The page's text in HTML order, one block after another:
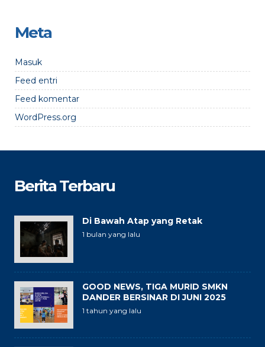
Meta
Masuk
Feed entri
Feed komentar
WordPress.org
Berita Terbaru
Di Bawah Atap yang Retak
1 bulan yang lalu
GOOD NEWS, TIGA MURID SMKN
DANDER BERSINAR DI JUNI 2025
1 tahun yang lalu